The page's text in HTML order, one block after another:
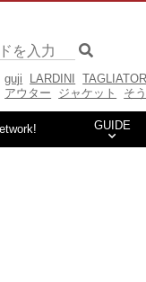
guji LARDINI
アウター
ジャケット そ
GUIDE